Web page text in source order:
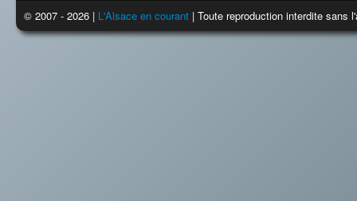
© 2007 - 2026 | L'Alsace en courant | Toute reproduction interdite sans